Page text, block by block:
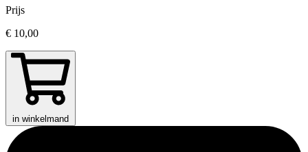
Prijs
€ 10,00
in winkelmand